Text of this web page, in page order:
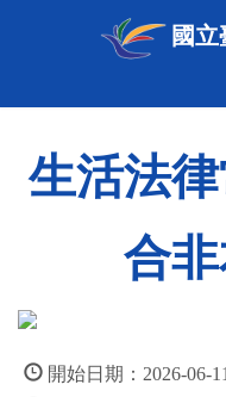
國
生活法
合非
開始日期：2026-06-11